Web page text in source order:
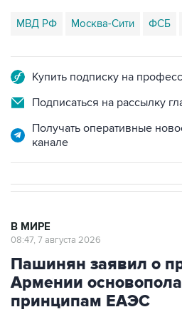
МВД РФ Москва-Сити ФСБ
Купить подписку на
Подписаться на рассылку
Получать оперативные
канале
В МИРЕ
08:47, 7 августа 2026
Пашинян заявил о
Армении
принципам ЕАЭС